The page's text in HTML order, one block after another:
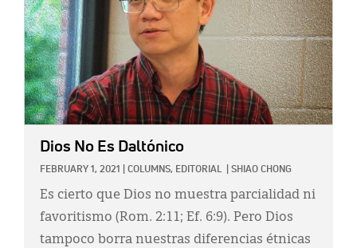
Dios No Es Daltónico
FEBRUARY 1, 2021 COLUMNS, EDITORIAL SHIAO CHONG
Es cierto que Dios no muestra parcialidad ni
favoritismo (Rom. 2:11; Ef. 6:9). Pero Dios
tampoco borra nuestras diferencias étnicas